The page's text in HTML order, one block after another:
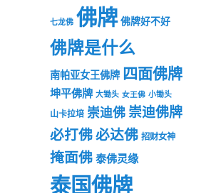
七龙佛 佛牌 佛牌好不好
佛牌是什么
南帕亚女王佛牌 四面佛牌
坤平佛牌 大锄头 女王佛 小锄头
山卡拉培 崇迪佛崇迪佛牌
必打佛必达佛 招财女神
掩面佛泰佛灵缘
泰国佛牌